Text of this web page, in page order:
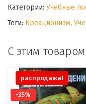
Категории: Учебные
Теги: Креационизм,
С этим
распродажа!
-35%